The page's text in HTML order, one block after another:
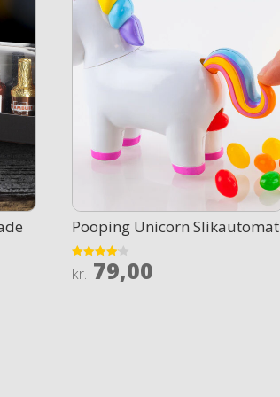
Pooping Unicorn Slikautomat
Rated
4.1
kr. 79,00